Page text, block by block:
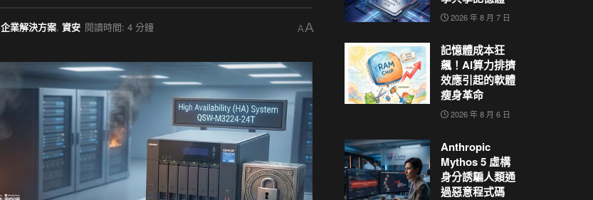
企業解決方案, 資安 閱讀時間: 4 分鐘 AA
2026 年 8 月 7 日
記憶體成本狂
飆！AI算力排擠
效應引起的軟體
瘦身革命
2026 年 8 月 6 日
Anthropic
Mythos 5 虛構
身分誘騙人類通
過惡意程式碼